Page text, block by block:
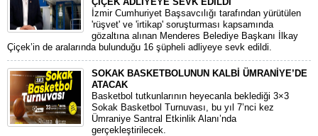
​İzmir Cumhuriyet Başsavcılığı tarafından yürütülen
'rüşvet' ve 'irtikap' soruşturması kapsamında
gözaltına alınan Menderes Belediye Başkanı İlkay
Çiçek’in de aralarında bulunduğu 16 şüpheli adliyeye sevk edildi.
SOKAK BASKETBOLUNUN KALBİ ÜMRANİYE’DE
ATACAK
Basketbol tutkunlarının heyecanla beklediği 3×3
Sokak Basketbol Turnuvası, bu yıl 7’nci kez
Ümraniye Santral Etkinlik Alanı’nda
gerçekleştirilecek.